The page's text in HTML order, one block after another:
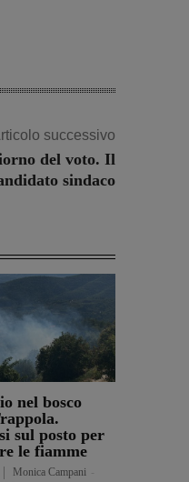
successivo
del voto. Il
sindaco
nel bosco
sul posto per
le fiamme
Monica Campani